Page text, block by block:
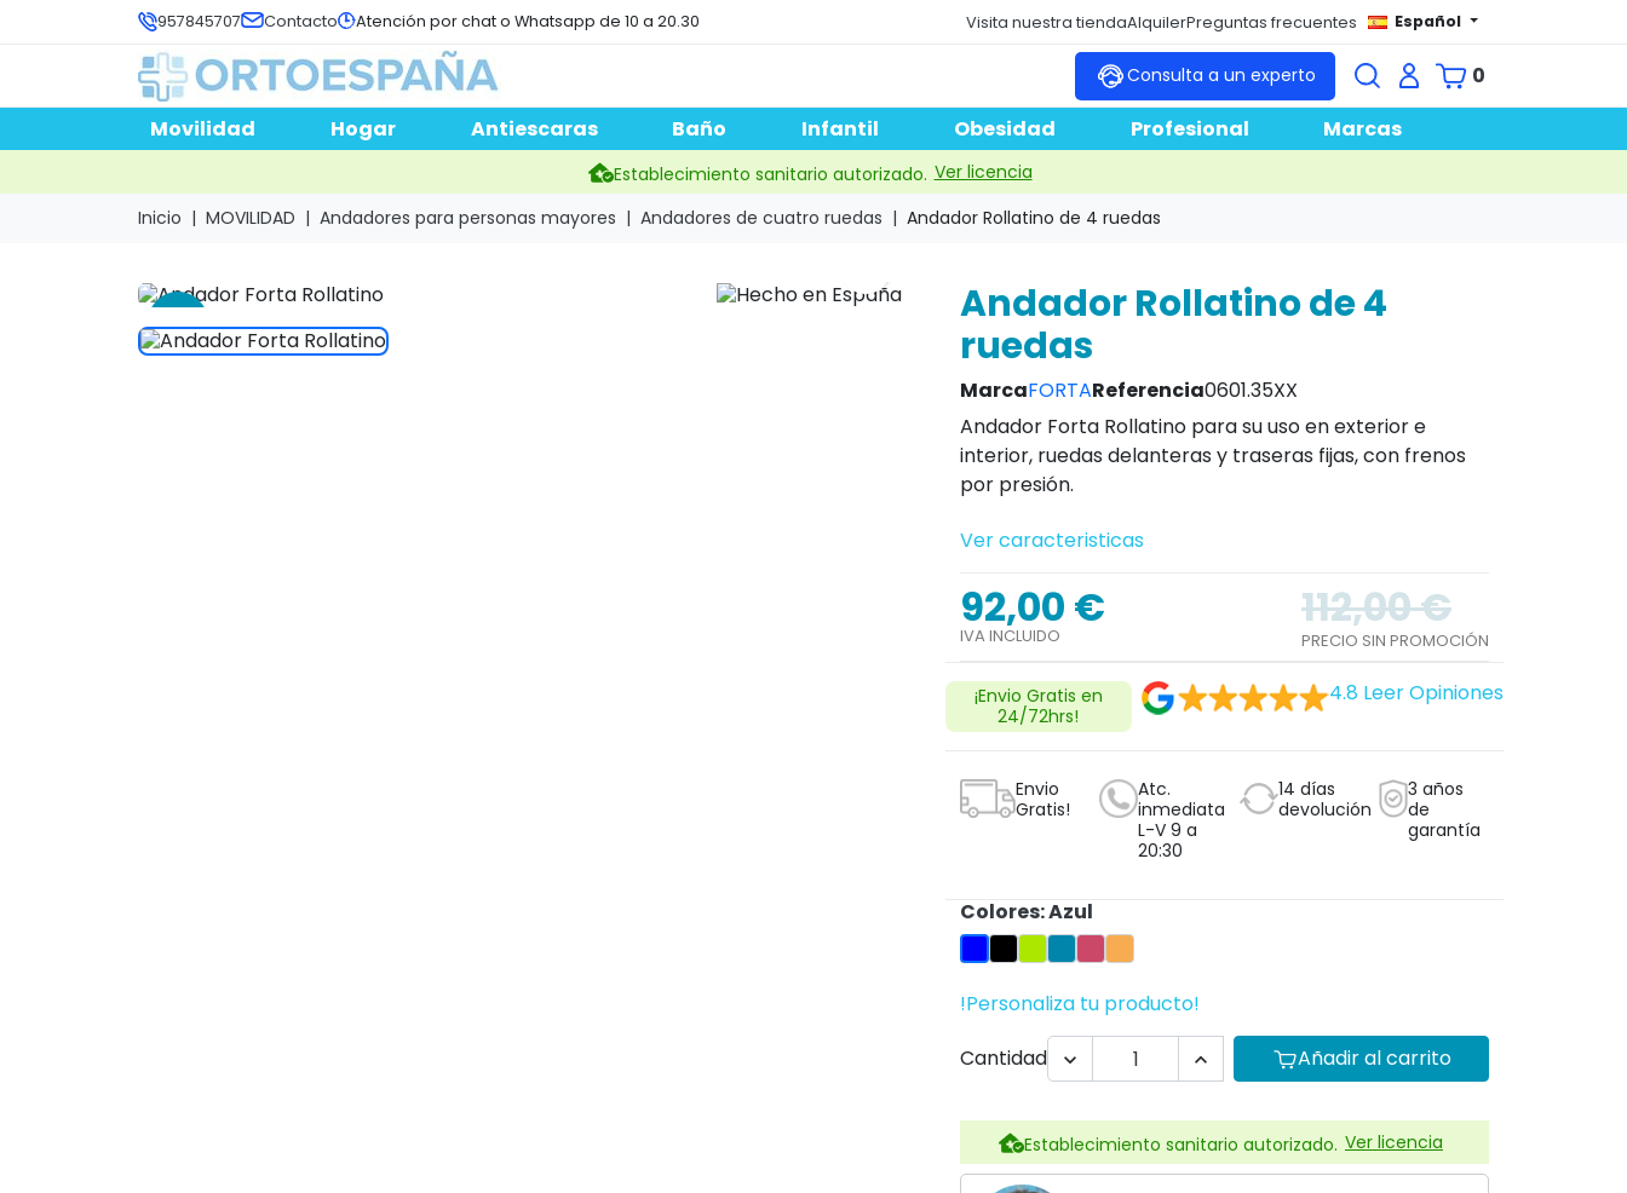
957845707 Contacto Atención por chat o Whatsapp de 10 a 20.30 Visita nuestra tiendaAlquilerPreguntas frecuentes Español
Consulta a un experto
0
Movilidad
Hogar Antiescaras Baño Infantil Obesidad Profesional Marcas
Establecimiento sanitario autorizado. Ver licencia
Inicio
MOVILIDAD Andadores para personas mayores Andadores de cuatro ruedas Andador Rollatino de 4 ruedas
Andador Rollatino de 4
ruedas
MarcaFORTAReferencia0601.35XX
Andador Forta Rollatino para su uso en exterior e
interior, ruedas delanteras y traseras fijas, con frenos
por presión.
Ver caracteristicas
92,00 €
IVA INCLUIDO
112,00 €
PRECIO SIN PROMOCIÓN
¡Envio Gratis en
24/72hrs!
4.8 Leer Opiniones
Envio
Gratis!
Atc.
inmediata
L-V 9 a
20:30
14 días
devolución
3 años
de
garantía
Colores: Azul
AzulNegroPistacho
Esmeralda
CoralVainilla
!Personaliza tu producto!
Cantidad
  Añadir al carrito
Establecimiento sanitario autorizado. Ver licencia